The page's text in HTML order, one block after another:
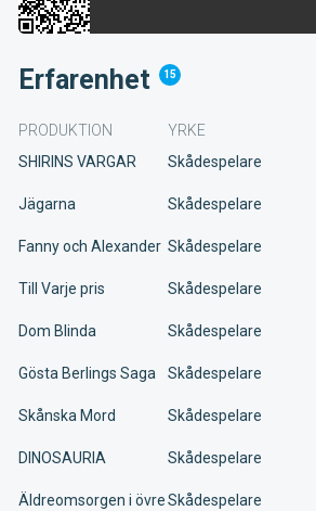
Erfarenhet 15
PRODUKTION YRKE
SHIRINS VARGAR
Skådespelare
Jägarna Skådespelare
Fanny och Alexander Skådespelare
Till Varje pris Skådespelare
Dom Blinda Skådespelare
Gösta Berlings Saga Skådespelare
Skånska Mord Skådespelare
DINOSAURIA Skådespelare
Äldreomsorgen i övreSkådespelare